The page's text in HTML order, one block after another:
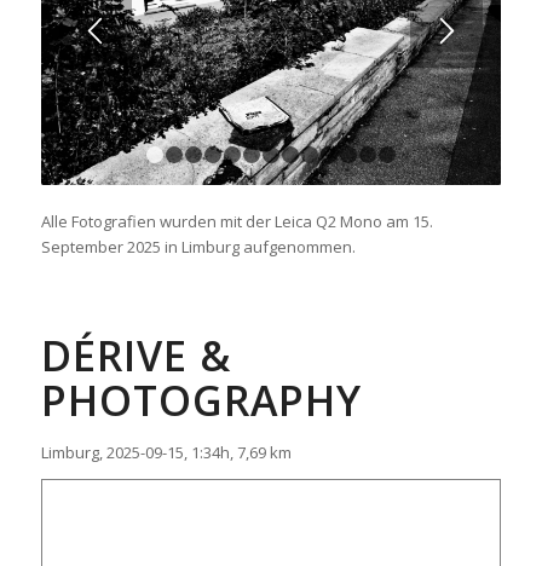
1 2 3 4 5 6 7 8 9 10 12
Alle Fotografien wurden mit der Leica Q2 Mono am 15.
September 2025 in Limburg aufgenommen.
DÉRIVE &
PHOTOGRAPHY
Limburg, 2025-09-15, 1:34h, 7,69 km